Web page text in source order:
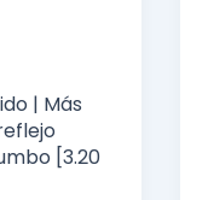
| Más
[3.20